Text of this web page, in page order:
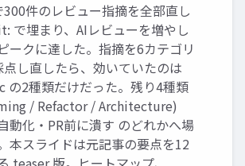
件のレビュー指摘を全部直し
で埋まり、AIレビューを増やし
ークに達した。指摘を6カテゴリ
し直したら、効いていたのは
の2種類だけだった。残り4種類
/ Refactor / Architecture)
動化・PR前に潰す のどれかへ場
本スライドは元記事の要点を12